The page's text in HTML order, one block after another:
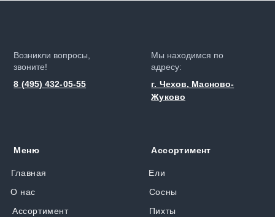
Возникли вопросы,
звоните!
8 (495) 432-05-55
Мы находимся по
адресу:
г. Чехов, Масново-
Жуково
Главная
Меню
О нас
Ассортимент
Ели
Ассортимент
Сосны
Пихты